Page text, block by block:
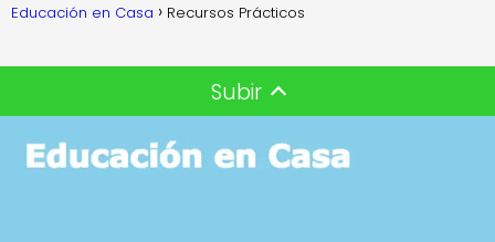
Educación en Casa Recursos Prácticos
Subir